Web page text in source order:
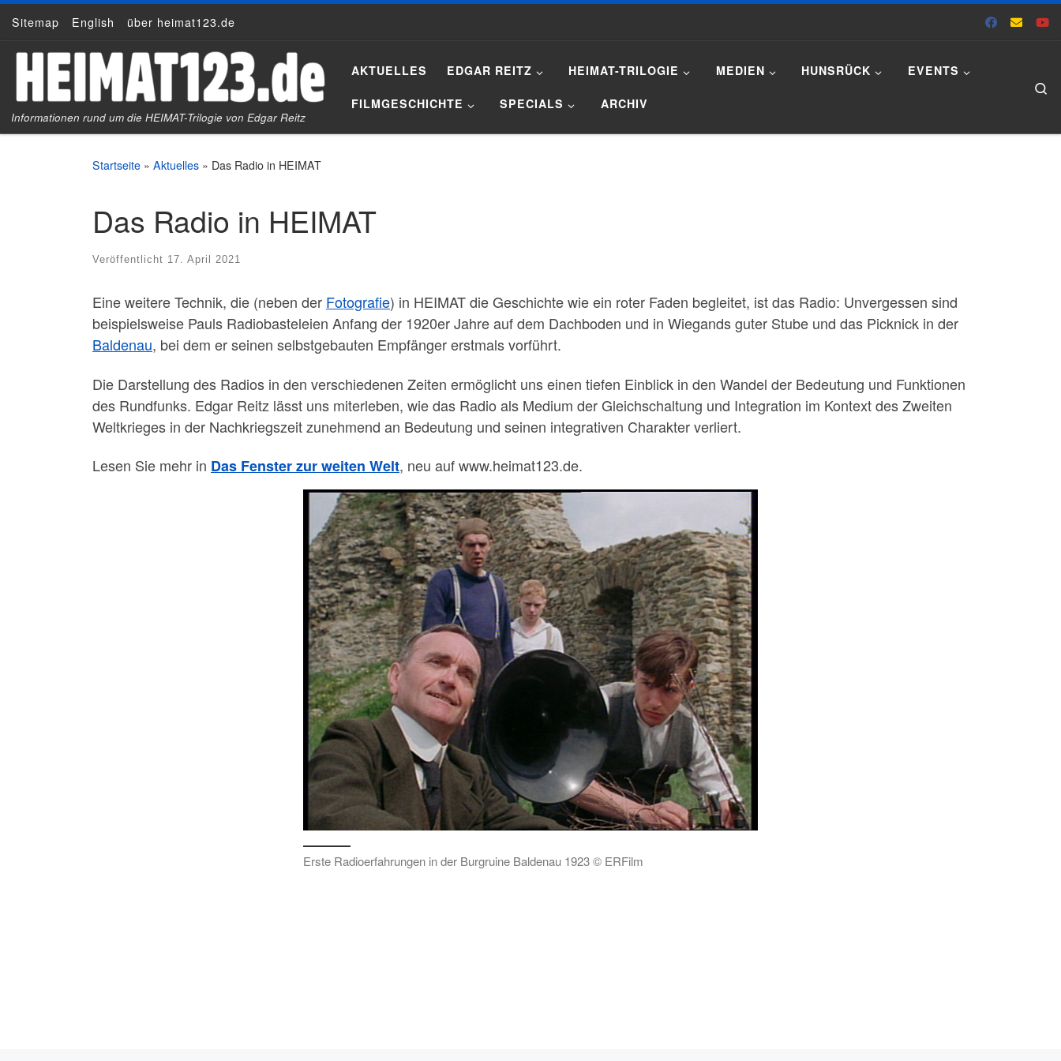
Zum Inhalt springen
Sitemap English über heimat123.de
Informationen rund um die HEIMAT-Trilogie von Edgar Reitz
AKTUELLES EDGAR REITZ HEIMAT-TRILOGIE MEDIEN HUNSRÜCK EVENTS
FILMGESCHICHTE SPECIALS ARCHIV
Startseite » Aktuelles » Das Radio in HEIMAT
Das Radio in HEIMAT
Veröffentlicht 17. April 2021
Eine weitere Technik, die (neben der Fotografie) in HEIMAT die Geschichte wie ein roter Faden begleitet, ist das Radio: Unvergessen sind
beispielsweise Pauls Radiobasteleien Anfang der 1920er Jahre auf dem Dachboden und in Wiegands guter Stube und das Picknick in der
Baldenau, bei dem er seinen selbstgebauten Empfänger erstmals vorführt.
Die Darstellung des Radios in den verschiedenen Zeiten ermöglicht uns einen tiefen Einblick in den Wandel der Bedeutung und Funktionen
des Rundfunks. Edgar Reitz lässt uns miterleben, wie das Radio als Medium der Gleichschaltung und Integration im Kontext des Zweiten
Weltkrieges in der Nachkriegszeit zunehmend an Bedeutung und seinen integrativen Charakter verliert.
Lesen Sie mehr in Das Fenster zur weiten Welt, neu auf www.heimat123.de.
Erste Radioerfahrungen in der Burgruine Baldenau 1923 © ERFilm